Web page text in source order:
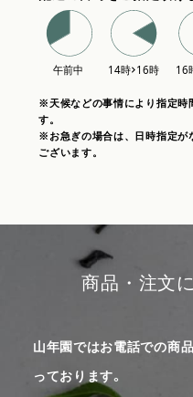
※天候などの事情により指定時
す。
※お急ぎの場合は、日時指定が
ございます。
商品・注文
山年園ではお電話での商
っております。